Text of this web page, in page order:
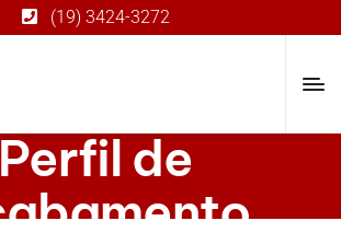
Perfil de
(19) 3424-3272